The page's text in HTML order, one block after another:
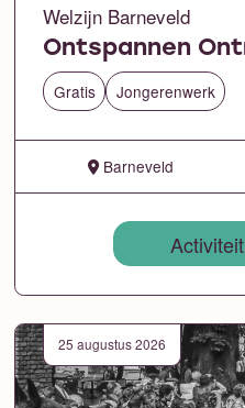
Welzijn Barneveld
Ontspannen
Gratis Jongerenwerk
Barneveld
25 augustus 2026